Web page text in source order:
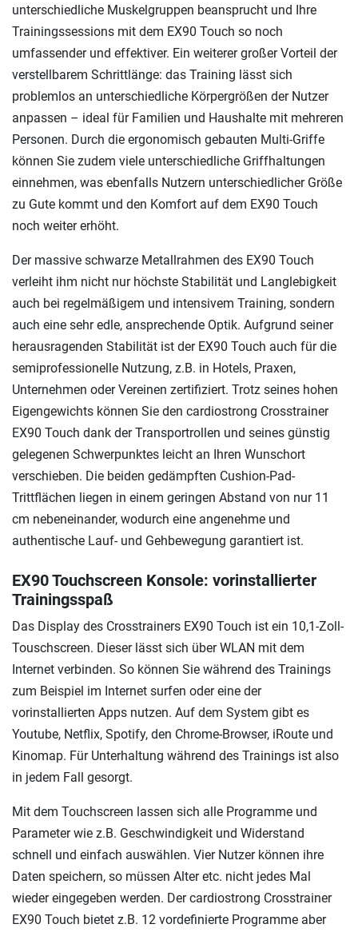
unterschiedliche Muskelgruppen beansprucht und Ihre
Trainingssessions mit dem EX90 Touch so noch
umfassender und effektiver. Ein weiterer großer Vorteil der
verstellbarem Schrittlänge: das Training lässt sich
problemlos an unterschiedliche Körpergrößen der Nutzer
anpassen – ideal für Familien und Haushalte mit mehreren
Personen. Durch die ergonomisch gebauten Multi-Griffe
können Sie zudem viele unterschiedliche Griffhaltungen
einnehmen, was ebenfalls Nutzern unterschiedlicher Größe
zu Gute kommt und den Komfort auf dem EX90 Touch
noch weiter erhöht.
Der massive schwarze Metallrahmen des EX90 Touch
verleiht ihm nicht nur höchste Stabilität und Langlebigkeit
auch bei regelmäßigem und intensivem Training, sondern
auch eine sehr edle, ansprechende Optik. Aufgrund seiner
herausragenden Stabilität ist der EX90 Touch auch für die
semiprofessionelle Nutzung, z.B. in Hotels, Praxen,
Unternehmen oder Vereinen zertifiziert. Trotz seines hohen
Eigengewichts können Sie den cardiostrong Crosstrainer
EX90 Touch dank der Transportrollen und seines günstig
gelegenen Schwerpunktes leicht an Ihren Wunschort
verschieben. Die beiden gedämpften Cushion-Pad-
Trittflächen liegen in einem geringen Abstand von nur 11
cm nebeneinander, wodurch eine angenehme und
authentische Lauf- und Gehbewegung garantiert ist.
EX90 Touchscreen Konsole: vorinstallierter
Trainingsspaß
Das Display des Crosstrainers EX90 Touch ist ein 10,1-Zoll-
Touschscreen. Dieser lässt sich über WLAN mit dem
Internet verbinden. So können Sie während des Trainings
zum Beispiel im Internet surfen oder eine der
vorinstallierten Apps nutzen. Auf dem System gibt es
Youtube, Netflix, Spotify, den Chrome-Browser, iRoute und
Kinomap. Für Unterhaltung während des Trainings ist also
in jedem Fall gesorgt.
Mit dem Touchscreen lassen sich alle Programme und
Parameter wie z.B. Geschwindigkeit und Widerstand
schnell und einfach auswählen. Vier Nutzer können ihre
Daten speichern, so müssen Alter etc. nicht jedes Mal
wieder eingegeben werden. Der cardiostrong Crosstrainer
EX90 Touch bietet z.B. 12 vordefinierte Programme aber